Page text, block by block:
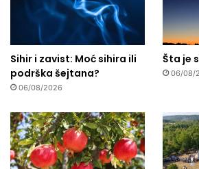
Sihir i zavist: Moć sihira ili
podrška šejtana?
06/08/2026
Šta je
06/08/